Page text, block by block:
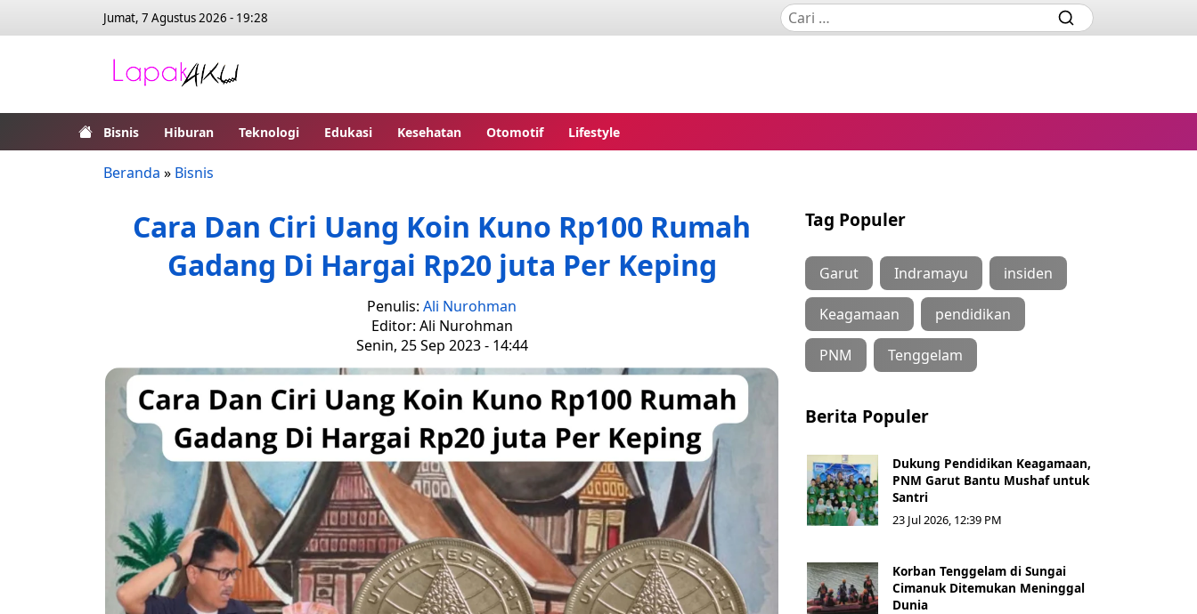
Jumat, 7 Agustus 2026 - 19:28
Bisnis Hiburan Teknologi Edukasi Kesehatan Otomotif Lifestyle
Beranda » Bisnis
Cara Dan Ciri Uang Koin Kuno Rp100 Rumah
Gadang Di Hargai Rp20 juta Per Keping
Penulis: Ali Nurohman
Editor: Ali Nurohman
Senin, 25 Sep 2023 - 14:44
Tag Populer
Garut Indramayu insiden
Keagamaan pendidikan
PNM Tenggelam
Berita Populer
Dukung Pendidikan Keagamaan,
PNM Garut Bantu Mushaf untuk
Santri
23 Jul 2026, 12:39 PM
Korban Tenggelam di Sungai
Cimanuk Ditemukan Meninggal
Dunia